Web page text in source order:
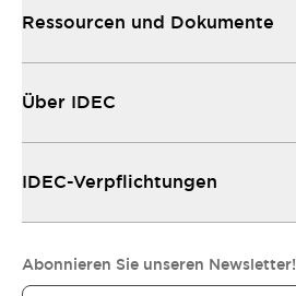
Ressourcen und Dokumente
Über IDEC
IDEC-Verpflichtungen
Abonnieren Sie unseren Newsletter!